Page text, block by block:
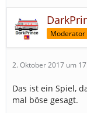
Moderator
2. Oktober 2017 um
Das ist ein Spiel,
mal böse gesagt.